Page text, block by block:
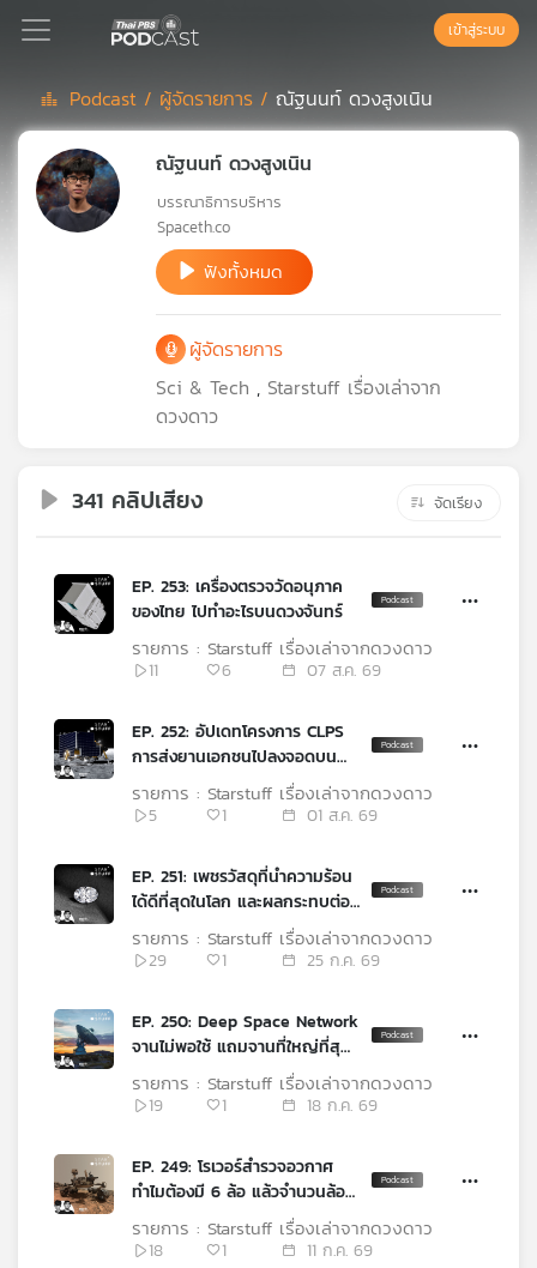
Podcast
เพล
สต์
เพลง
บทความ
กิจกรรม
เข้าสู่ระบบ
Podcast / ผู้จัดรายการ / ณัฐนนท์ ดวงสูงเนิน
ณัฐนนท์ ดวงสูงเนิน
บรรณาธิการบริหาร
Spaceth.co
ฟังทั้งหมด
ผู้จัดรายการ
Sci & Tech , Starstuff เรื่องเล่าจาก
ดวงดาว
341 คลิปเสียง จัดเรียง
EP. 253: เครื่องตรวจวัดอนุภาค
ของไทย ไปทำอะไรบนดวงจันทร์
11 6 07 ส.ค. 69
รายการ : Starstuff เรื่องเล่าจากดวงดาว
EP. 252: อัปเดทโครงการ CLPS
การส่งยานเอกชนไปลงจอดบน
5
1 01 ส.ค. 69
รายการ : Starstuff เรื่องเล่าจากดวงดาว
EP. 251: เพชรวัสดุที่นำความร้อน
ได้ดีที่สุดในโลก และผลกระทบต่อ
อุตสาหกรรมจากสงครามสู่ยุคเอ
ไอ29 1 25 ก.ค. 69
รายการ : Starstuff เรื่องเล่าจากดวงดาว
EP. 250: Deep Space Network
จานไม่พอใช้ แถมจานที่ใหญ่ที่สุด
19
1 18 ก.ค. 69
รายการ : Starstuff เรื่องเล่าจากดวงดาว
EP. 249: โรเวอร์สำรวจอวกาศ
ทำไมต้องมี 6 ล้อ แล้วจำนวนล้อ
18
1 11 ก.ค. 69
รายการ : Starstuff เรื่องเล่าจากดวงดาว